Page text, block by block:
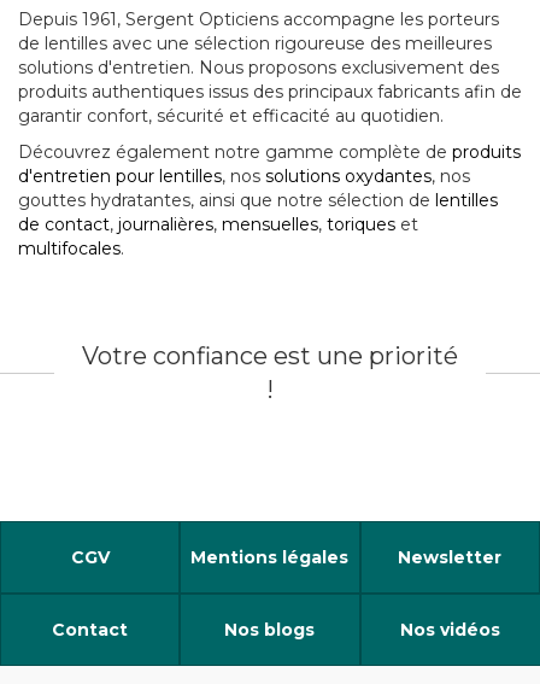
Depuis 1961, Sergent Opticiens accompagne les porteurs
de lentilles avec une sélection rigoureuse des meilleures
solutions d'entretien. Nous proposons exclusivement des
produits authentiques issus des principaux fabricants afin de
garantir confort, sécurité et efficacité au quotidien.
Découvrez également notre gamme complète de produits
d'entretien pour lentilles, nos solutions oxydantes, nos
gouttes hydratantes, ainsi que notre sélection de lentilles
de contact, journalières, mensuelles, toriques et
multifocales.
Votre confiance est une priorité
!
CGV Mentions légales Newsletter
Contact Nos blogs Nos vidéos